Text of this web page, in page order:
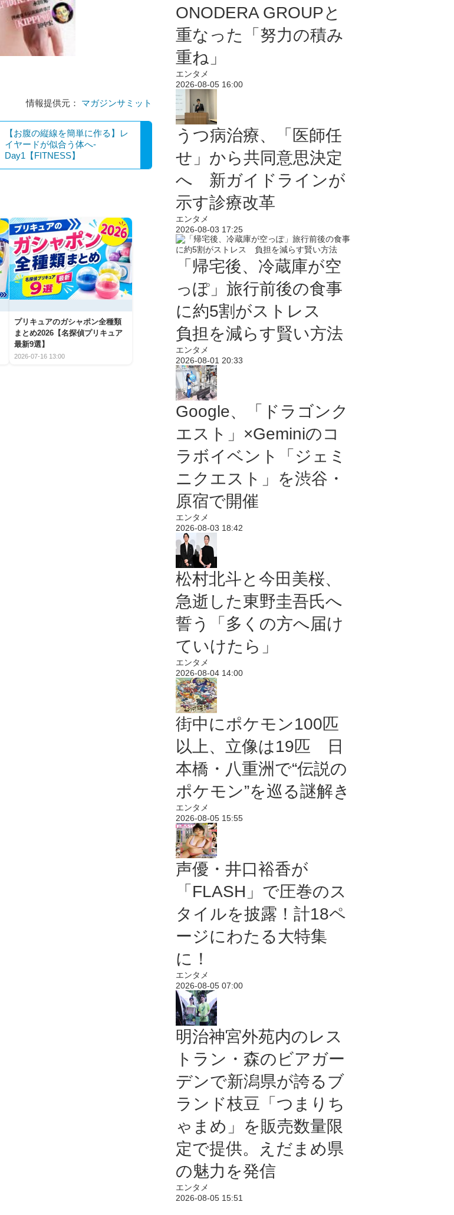
情報提供元： マガジンサミット
【お腹の縦線を簡単に作る】レ
イヤードが似合う体へ-
Day1【FITNESS】
プリキュアのガシャポン全種類
まとめ2026【名探偵プリキュア
最新9選】
2026-07-16 13:00
ONODERA GROUPと
重なった「努力の積み
重ね」
エンタメ
2026-08-05 16:00
うつ病治療、「医師任
せ」から共同意思決定
へ 新ガイドラインが
示す診療改革
エンタメ
2026-08-03 17:25
「帰宅後、冷蔵庫が空
っぽ」旅行前後の食事
に約5割がストレス
負担を減らす賢い方法
エンタメ
2026-08-01 20:33
Google、「ドラゴンク
エスト」×Geminiのコ
ラボイベント「ジェミ
ニクエスト」を渋谷・
原宿で開催
エンタメ
2026-08-03 18:42
松村北斗と今田美桜、
急逝した東野圭吾氏へ
誓う「多くの方へ届け
ていけたら」
エンタメ
2026-08-04 14:00
街中にポケモン100匹
以上、立像は19匹 日
本橋・八重洲で“伝説の
ポケモン”を巡る謎解き
エンタメ
2026-08-05 15:55
声優・井口裕香が
「FLASH」で圧巻のス
タイルを披露！計18ペ
ージにわたる大特集
に！
エンタメ
2026-08-05 07:00
明治神宮外苑内のレス
トラン・森のビアガー
デンで新潟県が誇るブ
ランド枝豆「つまりち
ゃまめ」を販売数量限
定で提供。えだまめ県
の魅力を発信
エンタメ
2026-08-05 15:51